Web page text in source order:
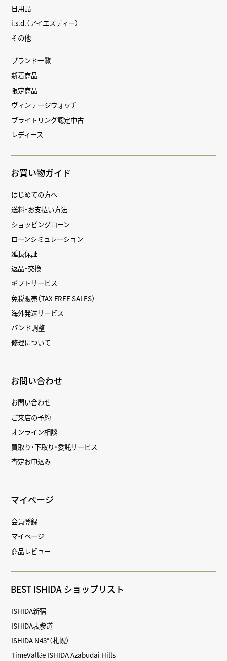
日用品
i.s.d.（アイエスディー）
その他
ブランド一覧
新着商品
限定商品
ヴィンテージウォッチ
ブライトリング認定中古
レディース
お買い物ガイド
はじめての方へ
送料・お支払い方法
ショッピングローン
ローンシミュレーション
延長保証
返品・交換
ギフトサービス
免税販売（TAX FREE SALES）
海外発送サービス
バンド調整
修理について
お問い合わせ
お問い合わせ
ご来店の予約
オンライン相談
買取り・下取り・委託サービス
査定お申込み
マイページ
会員登録
マイページ
商品レビュー
BEST ISHIDA ショップリスト
ISHIDA新宿
ISHIDA表参道
ISHIDA N43°（札幌）
TimeVallée ISHIDA Azabudai Hills